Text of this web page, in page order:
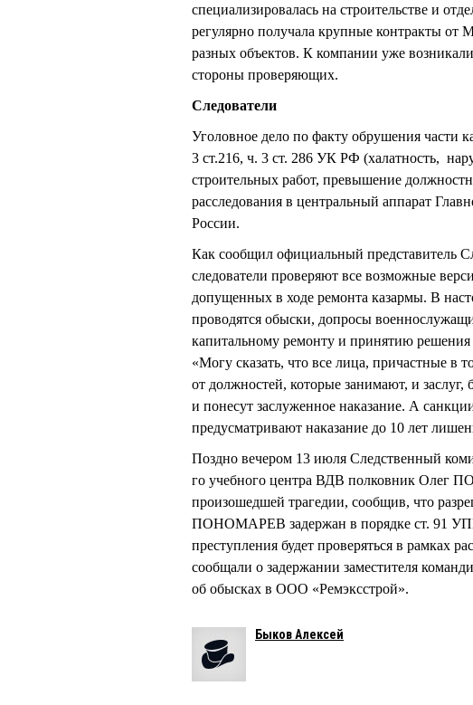
специализировалась на строительстве и
регулярно получала крупные контракты
разных объектов. К компании уже
стороны проверяющих.
Следователи
Уголовное дело по факту обрушения части
3 ст.216, ч. 3 ст. 286 УК РФ (халатность,
строительных работ, превышение
расследования в центральный аппарат
России.
Как сообщил официальный
следователи проверяют все возможные
допущенных в ходе ремонта казармы. В
проводятся обыски, допросы
капитальному ремонту и принятию
«Могу сказать, что все лица, причастные в
от должностей, которые занимают, и заслуг,
и понесут заслуженное наказание. А
предусматривают наказание до 10 лет
Поздно вечером 13 июля Следственный
го учебного центра ВДВ полковник Олег
произошедшей трагедии, сообщив, что
ПОНОМАРЕВ задержан в порядке ст. 91
преступления будет проверяться в рамках
сообщали о задержании заместителя
об обысках в ООО «Ремэксстрой».
Быков Алексей